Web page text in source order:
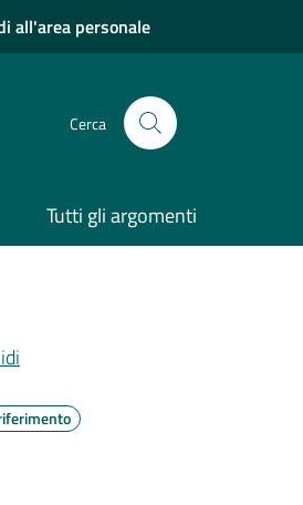
all'area personale
Cerca
Tutti gli argomenti